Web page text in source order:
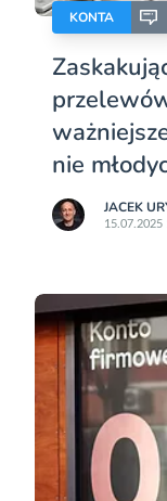
KONTA
nie
JACEK
15.07.2025